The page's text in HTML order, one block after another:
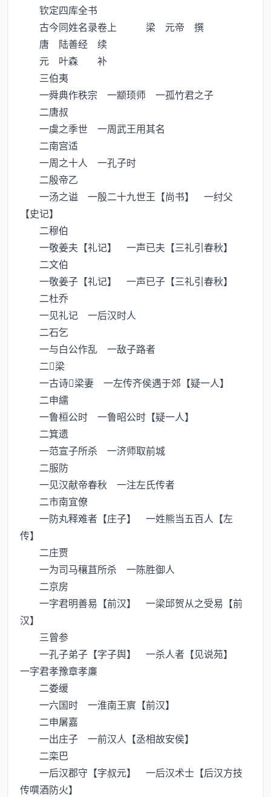
钦定四库全书
古今同姓名录卷上 梁 元帝 撰
唐 陆善经 续
元 叶森 补
三伯夷
一舜典作秩宗 一颛顼师 一孤竹君之子
二唐叔
一虞之季世 一周武王用其名
二南宫适
一周之十人 一孔子时
二殷帝乙
一汤之谥 一殷二十九世王【尚书】 一纣父
【史记】
二穆伯
一敬姜夫【礼记】 一声已夫【三礼引春秋】
二文伯
一敬姜子【礼记】 一声已子【三礼引春秋】
二杜乔
一见礼记 一后汉时人
二石乞
一与白公作乱 一敌子路者
二梁
一古诗梁妻 一左传齐侯遇于郊【疑一人】
二申繻
一鲁桓公时 一鲁昭公时【疑一人】
二箕遗
一范宣子所杀 一济师取前城
二服防
一见汉献帝春秋 一注左氏传者
二市南宜僚
一防丸释难者【庄子】 一姓熊当五百人【左
传】
二庄贾
一为司马穰苴所杀 一陈胜御人
二京房
一字君明善易【前汉】 一梁邱贺从之受易【前
汉】
三曾参
一孔子弟子【字子舆】 一杀人者【见说苑】
一字君孝豫章孝亷
二娄缓
一六国时 一淮南王賔【前汉】
二申屠嘉
一出庄子 一前汉人【丞相故安侯】
二栾巴
一后汉郡守【字叔元】 一后汉术士【后汉方技
传噀酒防火】